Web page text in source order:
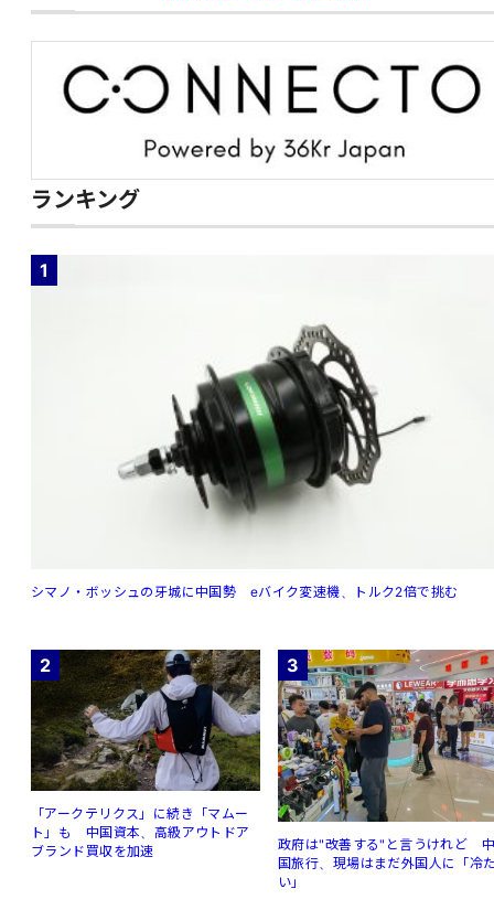
ランキング
1
シマノ・ボッシュの牙城に中国勢 eバイク変速機、トルク2倍で挑む
2
「アークテリクス」に続き「マムー
ト」も 中国資本、高級アウトドア
ブランド買収を加速
3
政府は"改善する"と言うけれど
国旅行、現場はまだ外国人に「冷
い」